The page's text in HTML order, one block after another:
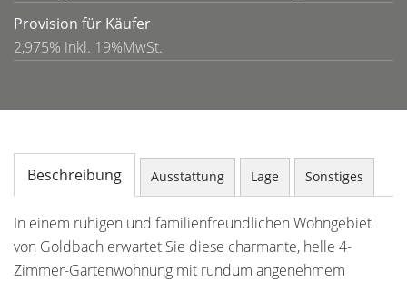
Provision für Käufer
2,975% inkl. 19%MwSt.
Beschreibung Ausstattung Lage Sonstiges
In einem ruhigen und familienfreundlichen Wohngebiet
von Goldbach erwartet Sie diese charmante, helle 4-
Zimmer-Gartenwohnung mit rundum angenehmem